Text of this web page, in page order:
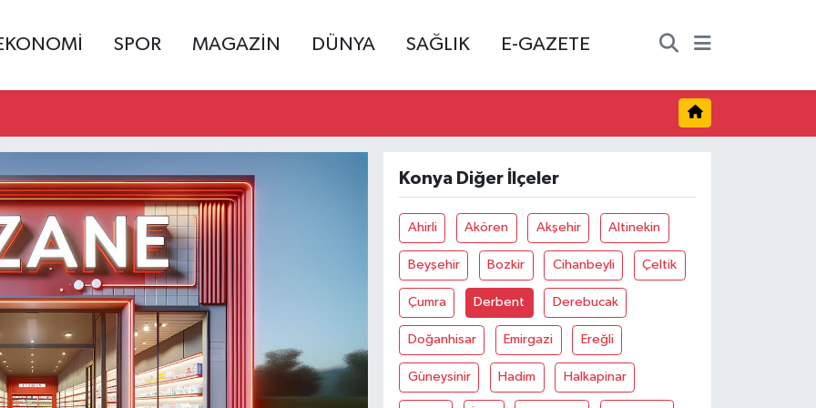
SPOR MAGAZİN DÜNYA SAĞLIK E-GAZETE
Konya Diğer İlçeler
Ahirli Akören Akşehir Altinekin
Beyşehir Bozkir Cihanbeyli Çeltik
Çumra Derbent Derebucak
Doğanhisar Emirgazi Ereğli
Güneysinir Hadim Halkapinar